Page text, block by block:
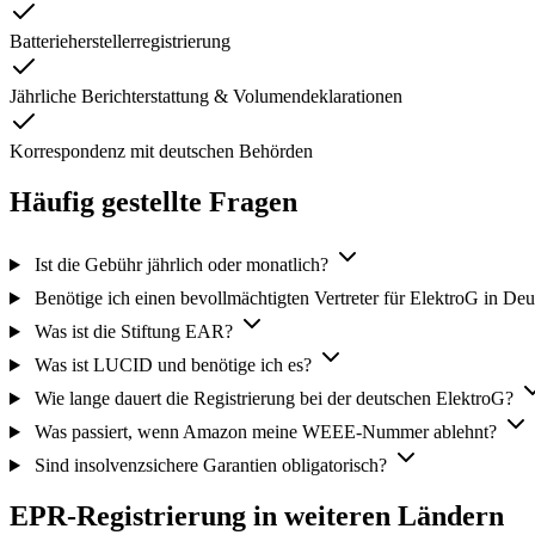
Batterieherstellerregistrierung
Jährliche Berichterstattung & Volumendeklarationen
Korrespondenz mit deutschen Behörden
Häufig gestellte Fragen
Ist die Gebühr jährlich oder monatlich?
Benötige ich einen bevollmächtigten Vertreter für ElektroG in
Was ist die Stiftung EAR?
Was ist LUCID und benötige ich es?
Wie lange dauert die Registrierung bei der deutschen ElektroG?
Was passiert, wenn Amazon meine WEEE-Nummer ablehnt?
Sind insolvenzsichere Garantien obligatorisch?
EPR-Registrierung in weiteren Ländern